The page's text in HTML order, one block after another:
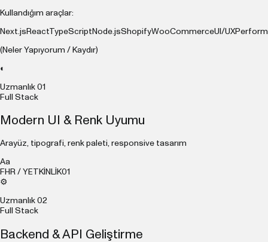
Kullandığım araçlar:
Next.js ReactTypeScript Node.jsShopifyWooCommerceUI/UX
(Neler Yapıyorum / Kaydır)
◐
Uzmanlık 01
Full Stack
Modern UI & Renk Uyumu
Arayüz, tipografi, renk paleti, responsive tasarım
Aa
FHR / YETKİNLİK01
⚙
Uzmanlık 02
Full Stack
Backend & API Geliştirme